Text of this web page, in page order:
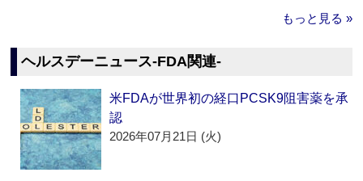
もっと見る »
ヘルスデーニュース‐FDA関連‐
米FDAが世界初の経口PCSK9阻害薬を承
認
2026年07月21日 (火)